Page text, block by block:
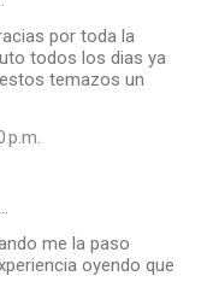
por toda la
todos los dias ya
temazos un
p.m.
me la paso
oyendo que